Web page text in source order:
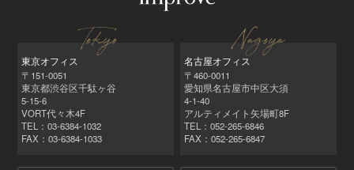
東京オフィス
〒151-0051
東京都渋谷区千駄ヶ谷
5-15-6
VORT代々木4F
TEL：03-6384-1032
FAX：03-6384-1033
名古屋オフィス
〒460-0011
愛知県名古屋市中区大須
4-1-40
アルティメイト矢場町8F
TEL：052‑265‑6846
FAX：052‑265‑6847